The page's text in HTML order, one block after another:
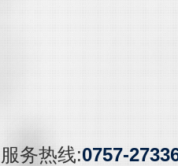
服务热线:0757-